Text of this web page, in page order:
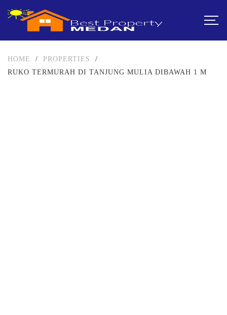
HOME / PROPERTIES
/
RUKO TERMURAH DI TANJUNG MULIA DIBAWAH 1 M